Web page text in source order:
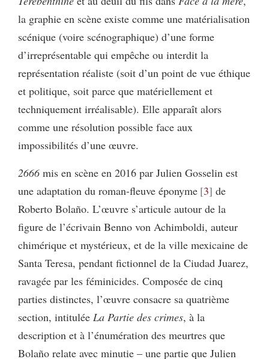
la graphie en scène existe comme une matérialisation
scénique (voire scénographique) d’une forme
d’irreprésentable qui empêche ou interdit la
représentation réaliste (soit d’un point de vue éthique
et politique, soit parce que matériellement et
techniquement irréalisable). Elle apparaît alors
comme une résolution possible face aux
impossibilités d’une œuvre.
2666 mis en scène en 2016 par Julien Gosselin est
une adaptation du roman-fleuve éponyme 3 de
Roberto Bolaño. L’œuvre s’articule autour de la
figure de l’écrivain Benno von Achimboldi, auteur
chimérique et mystérieux, et de la ville mexicaine de
Santa Teresa, pendant fictionnel de la Ciudad Juarez,
ravagée par les féminicides. Composée de cinq
parties distinctes, l’œuvre consacre sa quatrième
section, intitulée La Partie des crimes, à la
description et à l’énumération des meurtres que
Bolaño relate avec minutie – une partie que Julien